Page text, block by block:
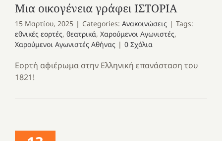
Μια οικογένεια γράφει ΙΣΤΟΡΙΑ
15 Μαρτίου, 2025 | Categories: Ανακοινώσεις | Tags:
εθνικές εορτές, θεατρικά, Χαρούμενοι Αγωνιστές,
Χαρούμενοι Αγωνιστές Αθήνας | 0 Σχόλια
Εορτή αφιέρωμα στην Ελληνική επανάσταση του
1821!